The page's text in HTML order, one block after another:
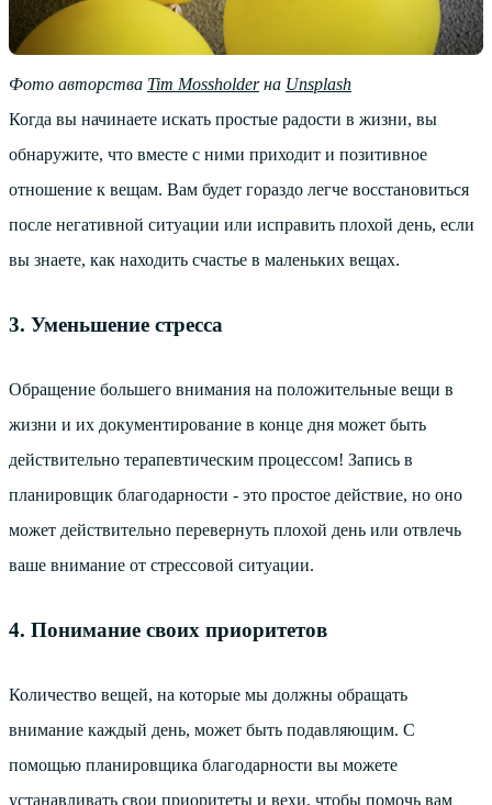
Фото авторства Tim Mossholderна Unsplash
Когда вы начинаете искать простые радости в жизни, вы
обнаружите, что вместе с ними приходит и позитивное
отношение к вещам. Вам будет гораздо легче восстановиться
после негативной ситуации или исправить плохой день, если
вы знаете, как находить счастье в маленьких вещах.
3. Уменьшение стресса
Обращение большего внимания на положительные вещи в
жизни и их документирование в конце дня может быть
действительно терапевтическим процессом! Запись в
планировщик благодарности - это простое действие, но оно
может действительно перевернуть плохой день или отвлечь
ваше внимание от стрессовой ситуации.
4. Понимание своих приоритетов
Количество вещей, на которые мы должны обращать
внимание каждый день, может быть подавляющим. С
помощью планировщика благодарности вы можете
устанавливать свои приоритеты и вехи, чтобы помочь вам